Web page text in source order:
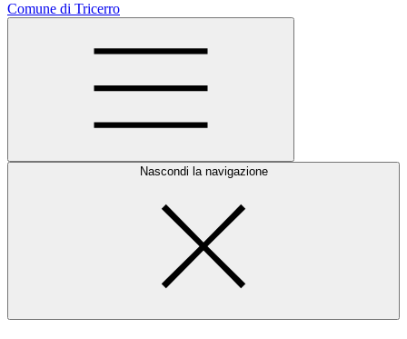
Comune di Tricerro
Nascondi la navigazione